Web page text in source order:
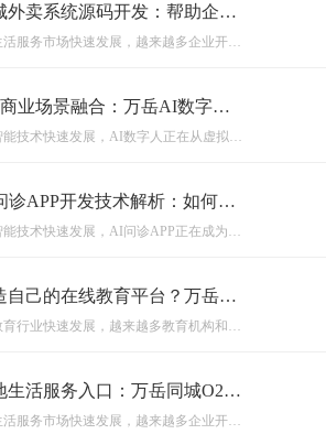
万岳同城外卖系统源码开发：帮助企业快速搭建专属外卖运营平台
数字人+商业场景融合：万岳AI数字人系统源码如何帮助企业提升运营效率？
万岳AI问诊APP开发技术解析：如何打造智能医疗服务平台？
如何打造自己的在线教育平台？万岳教育培训系统源码商业模式解析
打造本地生活服务入口：万岳同城O2O系统开发助力企业布局同城市场